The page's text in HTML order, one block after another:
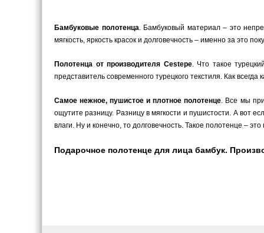
Бамбуковые полотенца. Бамбуковый материал – это
мягкость, яркость красок и долговечность – именно за это
Полотенца от производителя Cestepe. Что такое
представитель современного турецкого текстиля. Как
Самое нежное, пушистое и плотное полотенце. Все мы
ощутите разницу. Разницу в мягкости и пушистости. А вот
влаги. Ну и конечно, то долговечность. Такое полотенце –
Подарочное полотенце для лица бамбук.